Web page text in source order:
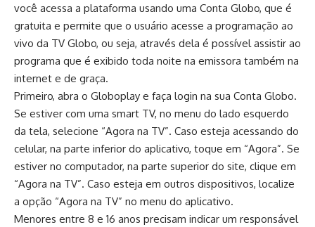
você acessa a plataforma usando uma Conta Globo, que é
gratuita e permite que o usuário acesse a programação ao
vivo da TV Globo, ou seja, através dela é possível assistir ao
programa que é exibido toda noite na emissora também na
internet e de graça.
Primeiro, abra o Globoplay e faça login na sua Conta Globo.
Se estiver com uma smart TV, no menu do lado esquerdo
da tela, selecione “Agora na TV”. Caso esteja acessando do
celular, na parte inferior do aplicativo, toque em “Agora”. Se
estiver no computador, na parte superior do site, clique em
“Agora na TV”. Caso esteja em outros dispositivos, localize
a opção “Agora na TV” no menu do aplicativo.
Menores entre 8 e 16 anos precisam indicar um responsável